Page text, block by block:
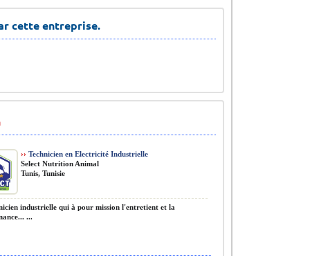
cette entreprise.
›› Technicien en Electricité Industrielle
Select Nutrition Animal
Tunis, Tunisie
industrielle qui à pour mission l'entretient et la
...